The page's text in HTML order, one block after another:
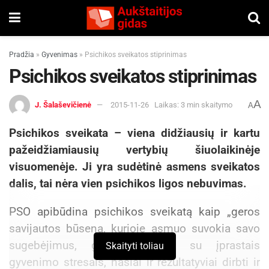
Pradžia » Gyvenimas » Psichikos sveikatos stiprinimas
Psichikos sveikatos stiprinimas
J. Šalaševičienė 2015-11-26 Laikas: 3 min skaitymo AA
Psichikos sveikata – viena didžiausių ir kartu
pažeidžiamiausių vertybių šiuolaikinėje
visuomenėje. Ji yra sudėtinė asmens sveikatos
dalis, tai nėra vien psichikos ligos nebuvimas.
PSO apibūdina psichikos sveikatą kaip „geros
savijautos būseną, kurioje asmuo suvokia savo
sugebėjimus, gali susidoroti su įprastais
gyvenimo stresais, našiai ir rezultatyviai dirbti ir
Skaityti toliau